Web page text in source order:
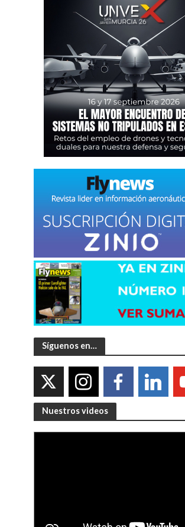
Síguenos en…
Nuestros videos